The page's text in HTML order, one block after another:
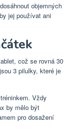
objemných
jej používat ani
což se rovná 30
3 pilulky, které je
Vždy
by mělo být
pro dosažení